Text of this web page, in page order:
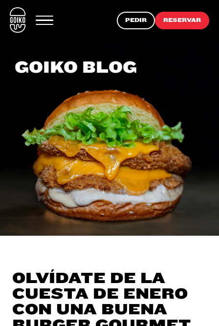
PEDIR RESERVAR
GOIKO BLOG
OLVÍDATE DE LA
CUESTA DE ENERO
CON UNA BUENA